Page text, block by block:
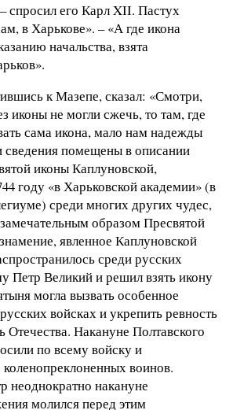
спросил его Карл XII. Пастух
в Харькове». – «А где икона
начальства, взята
к Мазепе, сказал: «Смотри,
иконы не могли сжечь, то там, где
сама икона, мало нам надежды
сведения помещены в описании
иконы Каплуновской,
году «в Харьковской академии» (в
среди многих других чудес,
образом Пресвятой
явленное Каплуновской
среди русских
Петр Великий и решил взять икону
могла вызвать особенное
войсках и укрепить ревность
Отечества. Накануне Полтавского
по всему войску и
воинов.
неоднократно накануне
молился перед этим